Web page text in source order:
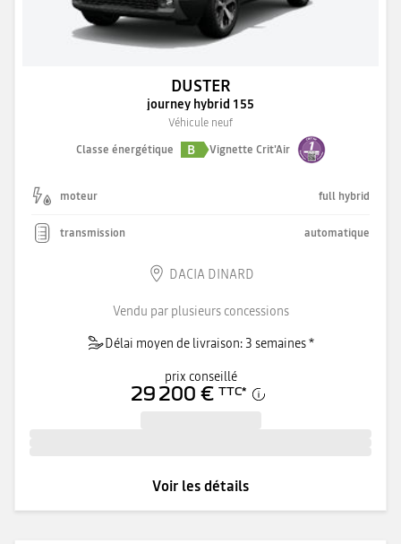
DUSTER
journey hybrid 155
Véhicule neuf
Classe énergétique
B Vignette Crit'Air
moteur full hybrid
transmission automatique
DACIA DINARD
Vendu par plusieurs concessions
Délai moyen de livraison: 3 semaines *
prix conseillé
29 200 € TTC*
Voir les détails